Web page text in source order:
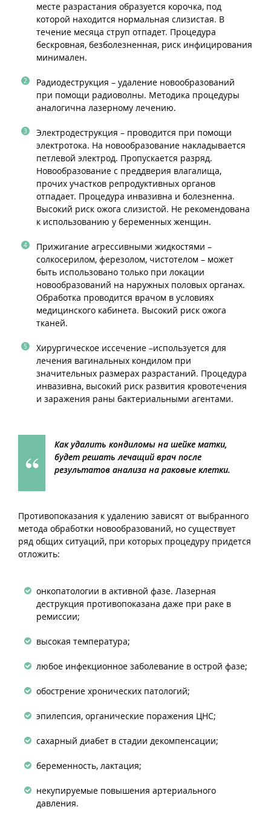
месте разрастания образуется корочка, под
которой находится нормальная слизистая. В
течение месяца струп отпадет. Процедура
бескровная, безболезненная, риск инфицирования
минимален.
Радиодеструкция – удаление новообразований
при помощи радиоволны. Методика процедуры
аналогична лазерному лечению.
Электродеструкция – проводится при помощи
электротока. На новообразование накладывается
петлевой электрод. Пропускается разряд.
Новообразование с преддверия влагалища,
прочих участков репродуктивных органов
отпадает. Процедура инвазивна и болезненна.
Высокий риск ожога слизистой. Не рекомендована
к использованию у беременных женщин.
Прижигание агрессивными жидкостями –
солкосерилом, ферезолом, чистотелом – может
быть использовано только при локации
новообразований на наружных половых органах.
Обработка проводится врачом в условиях
медицинского кабинета. Высокий риск ожога
тканей.
Хирургическое иссечение –используется для
лечения вагинальных кондилом при
значительных размерах разрастаний. Процедура
инвазивна, высокий риск развития кровотечения
и заражения раны бактериальными агентами.
Как удалить кондиломы на шейке матки,
будет решать лечащий врач после
результатов анализа на раковые клетки.
Противопоказания к удалению зависят от выбранного
метода обработки новообразований, но существует
ряд общих ситуаций, при которых процедуру придется
отложить:
онкопатологии в активной фазе. Лазерная
деструкция противопоказана даже при раке в
ремиссии;
высокая температура;
любое инфекционное заболевание в острой фазе;
обострение хронических патологий;
эпилепсия, органические поражения ЦНС;
сахарный диабет в стадии декомпенсации;
беременность, лактация;
некупируемые повышения артериального
давления.